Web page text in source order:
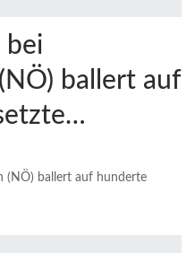
bei
ballert auf
(NÖ) ballert auf hunderte